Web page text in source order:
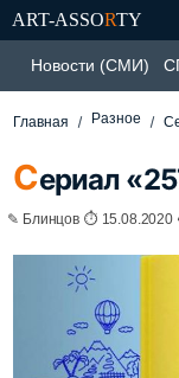
ART-ASSORTY
Новости (СМИ)
Главная Разное
Сериал
✎ Блинцов ⏱ 15.08.2020